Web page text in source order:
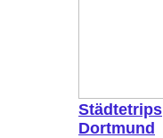
Städtetrips
Dortmund